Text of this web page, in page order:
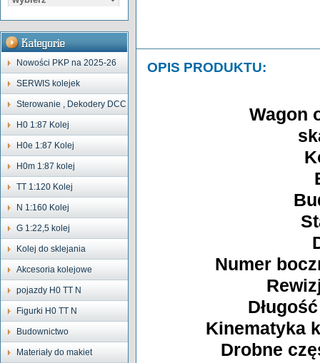
Nowości PKP na 2025-26
SERWIS kolejek
Sterowanie , Dekodery DCC
H0 1:87 Kolej
H0e 1:87 Kolej
H0m 1:87 kolej
TT 1:120 Kolej
N 1:160 Kolej
G 1:22,5 kolej
Kolej do sklejania
Akcesoria kolejowe
pojazdy H0 TT N
Figurki H0 TT N
Budownictwo
Materiały do makiet
OPIS PRODUKTU:
Wagon
Numer
Kinematyka
Drobne